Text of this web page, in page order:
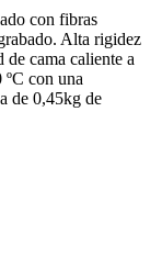
con fibras
Alta rigidez
cama caliente a
ºC con una
de 0,45kg de